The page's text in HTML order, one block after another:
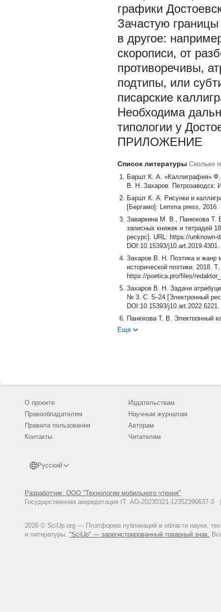
графики
Зачастую
в другое:
скорописи, от
противоречивы,
подтипы, или
писарские
Необходима
типологии у
ПРИЛОЖЕНИЕ
Список литературы Сколько
Баршт К. А. «Каллиграфия» Ф.
В. Н. Захаров. Петрозаводск:
Баршт К. А. Рисунки и
[Бергамо]: Lemma press, 2016.
Заваркина М. В., Панюкова Т.
записных книжек и тетрадей
ресурс]. URL: https://unknown-
DOI:10.15393/
Захаров В. Н. Поэтика и жанр
исторической поэтики. 2018.
https://poetica.pro/files/
Захаров В. Н. Задачи
№ 3. С. 5–24 [Электронный
DOI:10.15393/
Панюкова Т. В. Электронный
2023. Т. 10. № 3. С. 5–25
Тарасова Н. А., Заваркина М.
информационной базы
https://unknown-dostoevsky.ru/
YWRIPJ
Достоевского // Неизвестный
dostoevsky.ru/files/
Неизвестный Достоевский.
dostoevsky.ru/files/
Еще
О проекте
Правообладателям
Правила пользования
Контакты
Русский
Разработчик: ООО "Технологии мобильного чтения"
Государственная аккредитация IT: АО-20230321-
2026 © SciUp.org — Платформа публикаций в области науки,
и литературы. "SciUp" — зарегистрированный товарный знак.
Издательствам
Научным журналам
Авторам
Читателям